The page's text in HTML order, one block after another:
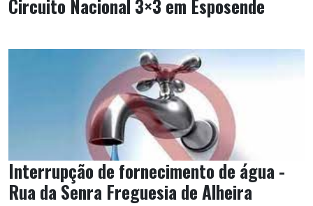
Circuito Nacional 3×3 em Esposende
Interrupção de fornecimento de água -
Rua da Senra Freguesia de Alheira